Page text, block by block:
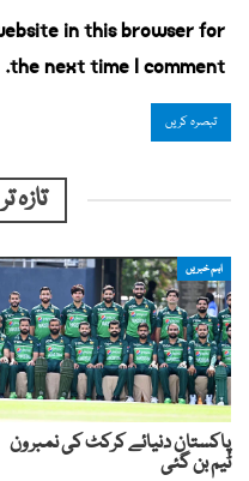
in this browser for
the next time I comment.
تازہ
اہم خبریں
پاکستان دنیائے کرکٹ کی نمبر ون
ٹیم بن گئی